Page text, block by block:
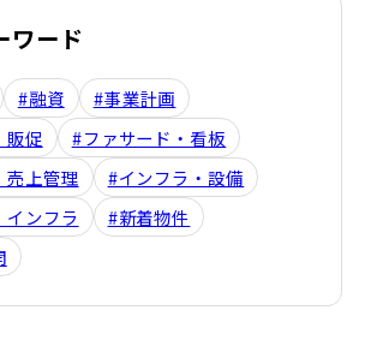
ワード
#融資
#事業計画
販促
#ファサード・看板
売上管理
#インフラ・設備
ンフラ
#新着物件